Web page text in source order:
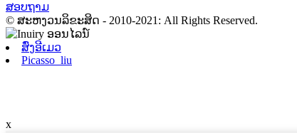
ສອບຖາມ
© ສະຫງວນລິຂະສິດ - 2010-2021: All Rights Reserved.
ສົ່ງອີເມວ
Picasso_liu
x